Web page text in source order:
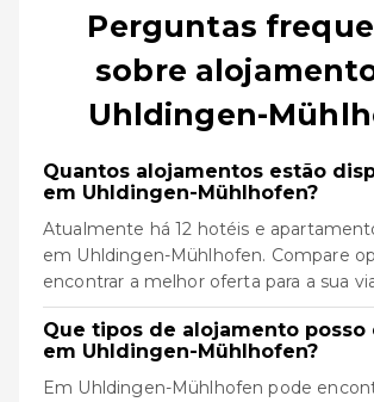
Perguntas
sobre
Uhldingen-
Quantos alojamentos estão
em Uhldingen-Mühlhofen?
Atualmente há 12 hotéis e
em Uhldingen-Mühlhofen. Compare
encontrar a melhor oferta para a sua
Que tipos de alojamento posso
em Uhldingen-Mühlhofen?
Em Uhldingen-Mühlhofen pode